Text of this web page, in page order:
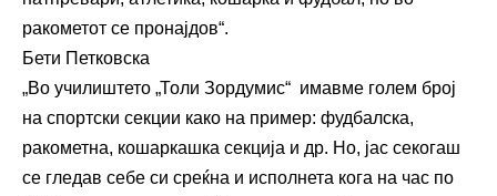
ракометот се пронајдов“.
Бети Петковска
„Во училиштето „Толи Зордумис“ имавме голем број
на спортски секции како на пример: фудбалска,
ракометна, кошаркашка секција и др. Но, јас секогаш
се гледав себе си среќна и исполнета кога на час по